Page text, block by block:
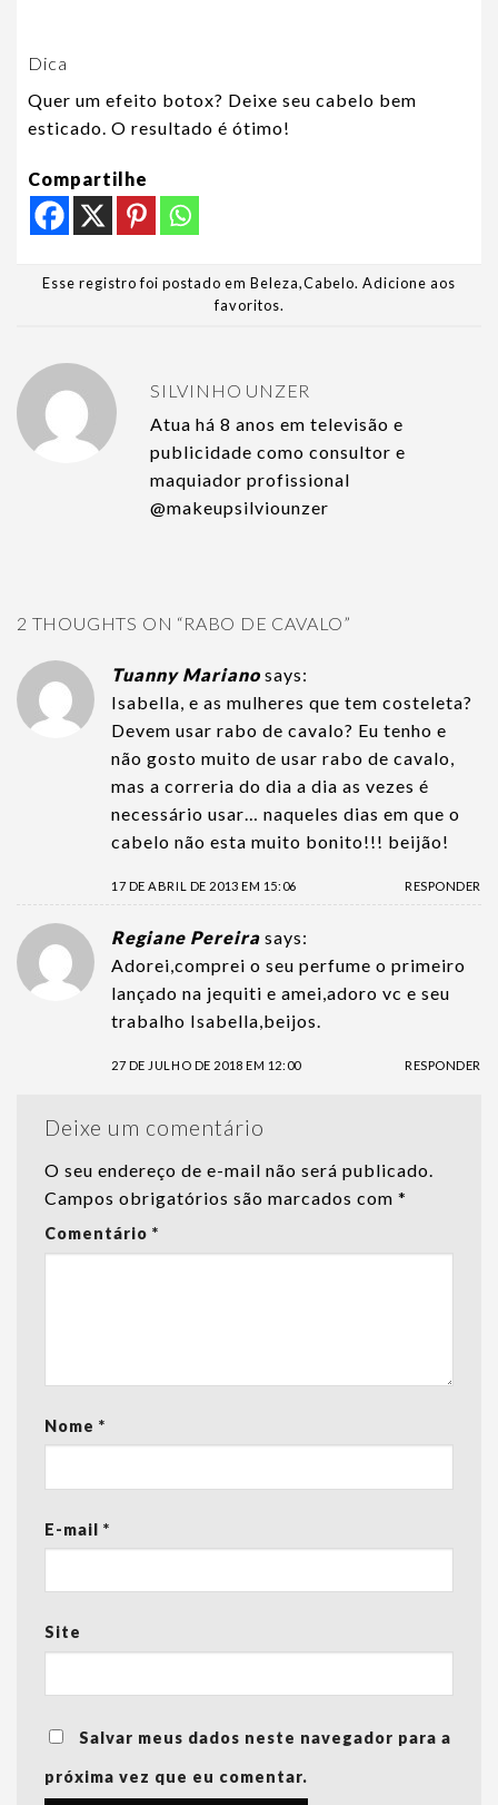
Dica
Quer um efeito botox? Deixe seu cabelo bem
esticado. O resultado é ótimo!
Compartilhe
Esse registro foi postado em Beleza,Cabelo. Adicione aos
favoritos.
SILVINHO UNZER
Atua há 8 anos em televisão e
publicidade como consultor e
maquiador profissional
@makeupsilviounzer
2 THOUGHTS ON “RABO DE CAVALO”
Tuanny Mariano says:
Isabella, e as mulheres que tem costeleta?
Devem usar rabo de cavalo? Eu tenho e
não gosto muito de usar rabo de cavalo,
mas a correria do dia a dia as vezes é
necessário usar… naqueles dias em que o
cabelo não esta muito bonito!!! beijão!
17 DE ABRIL DE 2013 EM 15:06 RESPONDER
Regiane Pereira says:
Adorei,comprei o seu perfume o primeiro
lançado na jequiti e amei,adoro vc e seu
trabalho Isabella,beijos.
27 DE JULHO DE 2018 EM 12:00 RESPONDER
Deixe um comentário
O seu endereço de e-mail não será publicado.
Campos obrigatórios são marcados com *
Comentário *
Nome *
E-mail *
Site
Salvar meus dados neste navegador para a
próxima vez que eu comentar.